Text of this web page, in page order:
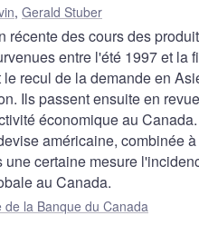
, Gerald Stuber
des cours des
entre l'été 1997 et la
recul de la demande en
Ils passent ensuite en
économique au
américaine, combinée
certaine mesure
au Canada.
de la Banque du Canada